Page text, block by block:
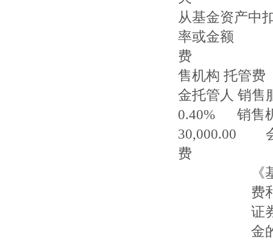
从基金资
率或金额
费
售机
金托
30,000.00 会
费
《基金合
费和诉讼
证券、期
金的开户